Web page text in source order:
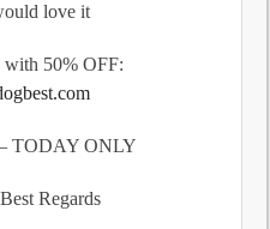
love it.
with 50% OFF:
TODAY ONLY!
Regards,